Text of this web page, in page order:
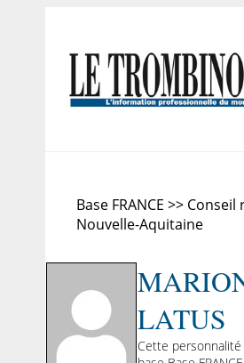
Base FRANCE >>
Nouvelle-Aquitaine
LATUS
Cette